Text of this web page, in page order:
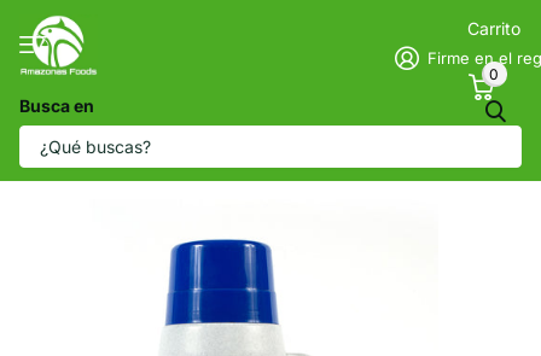
Busca en
Firme en el
Carrito
0
Lumilagro Sur 1L
Vendedor Lumilagro